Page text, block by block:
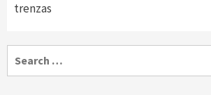
trenzas